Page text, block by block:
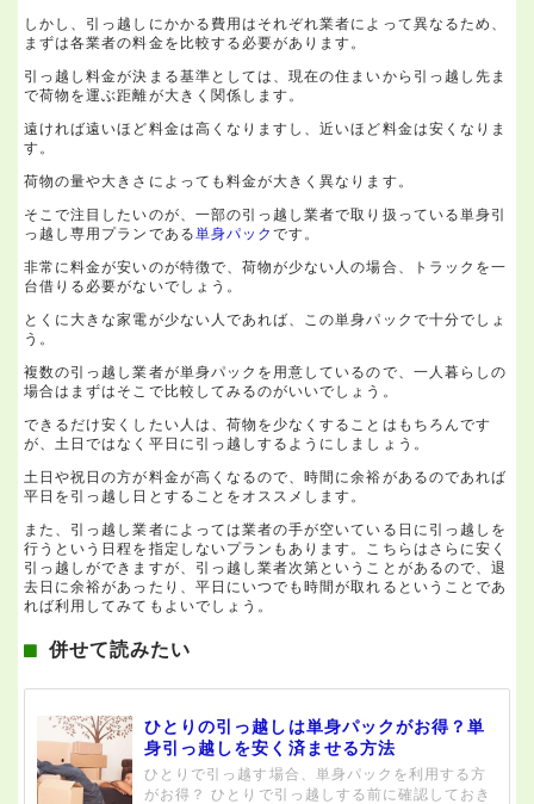
しかし、引っ越しにかかる費用はそれぞれ業者によって異なるため、
まずは各業者の料金を比較する必要があります。
引っ越し料金が決まる基準としては、現在の住まいから引っ越し先ま
で荷物を運ぶ距離が大きく関係します。
遠ければ遠いほど料金は高くなりますし、近いほど料金は安くなりま
す。
荷物の量や大きさによっても料金が大きく異なります。
そこで注目したいのが、一部の引っ越し業者で取り扱っている単身引
っ越し専用プランである単身パックです。
非常に料金が安いのが特徴で、荷物が少ない人の場合、トラックを一
台借りる必要がないでしょう。
とくに大きな家電が少ない人であれば、この単身パックで十分でしょ
う。
複数の引っ越し業者が単身パックを用意しているので、一人暮らしの
場合はまずはそこで比較してみるのがいいでしょう。
できるだけ安くしたい人は、荷物を少なくすることはもちろんです
が、土日ではなく平日に引っ越しするようにしましょう。
土日や祝日の方が料金が高くなるので、時間に余裕があるのであれば
平日を引っ越し日とすることをオススメします。
また、引っ越し業者によっては業者の手が空いている日に引っ越しを
行うという日程を指定しないプランもあります。こちらはさらに安く
引っ越しができますが、引っ越し業者次第ということがあるので、退
去日に余裕があったり、平日にいつでも時間が取れるということであ
れば利用してみてもよいでしょう。
併せて読みたい
ひとりの引っ越しは単身パックがお得？単
身引っ越しを安く済ませる方法
ひとりで引っ越す場合、単身パックを利用する方
がお得？ ひとりで引っ越しする前に確認しておき